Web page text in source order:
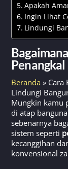
Apakah
Ingin Lihat
Lindungi
Beranda » Cara
Lindungi
Mungkin kamu
di atap
sebenarnya
sistem seperti
kecanggihan
konvensional